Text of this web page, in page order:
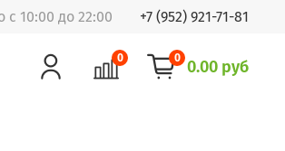
с 10:00 до 22:00 +7 (952) 921-71-81
0 0 0.00 руб